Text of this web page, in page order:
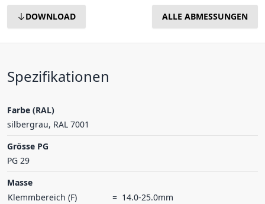
DOWNLOAD ALLE ABMESSUNGEN
Spezifikationen
Farbe (RAL)
silbergrau, RAL 7001
Grösse PG
PG 29
Masse
Klemmbereich (F)
= 14.0-25.0mm